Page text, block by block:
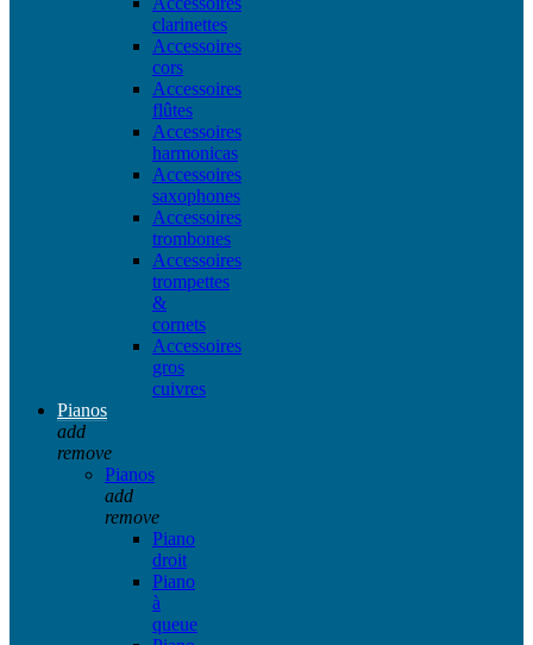
clarinettes
Accessoires
cors
Accessoires
flûtes
Accessoires
harmonicas
Accessoires
saxophones
Accessoires
trombones
Accessoires
trompettes
&
cornets
Accessoires
gros
cuivres
Pianos
add
remove
Pianos
add
remove
Piano
droit
Piano
à
queue